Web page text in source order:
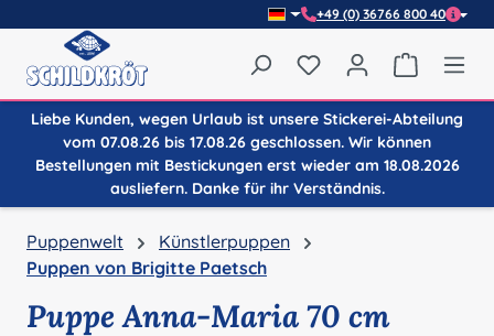
+49 (0) 36766 800 40
Du hast 0 Produkte
Liebe Kunden, wegen Urlaub ist unsere Stickerei-Abteilung
vom 07.08.26 bis 17.08.26 geschlossen. Wir können
Bestellungen mit Bestickungen erst wieder am 18.08.2026
ausliefern. Danke für ihr Verständnis.
Puppenwelt
Künstlerpuppen
Puppen von Brigitte Paetsch
Puppe Anna-Maria 70 cm